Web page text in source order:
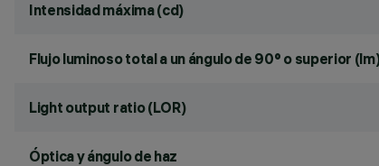
Intensidad máxima (cd)
Flujo luminoso total a un ángulo de 90° o superior
Light output ratio (LOR)
Óptica y ángulo de haz